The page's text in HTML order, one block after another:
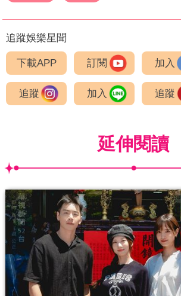
追蹤娛樂星聞
下載APP 訂閱 加入
追蹤 加入 追蹤
延伸閱讀